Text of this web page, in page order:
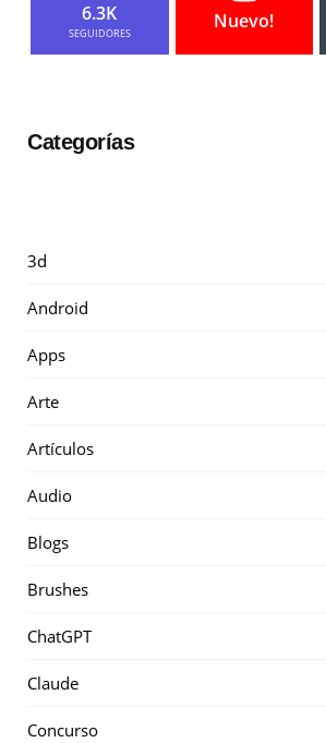
6.3K
SEGUIDORES
Nuevo!
Categorías
3d
Android
Apps
Arte
Artículos
Audio
Blogs
Brushes
ChatGPT
Claude
Concurso